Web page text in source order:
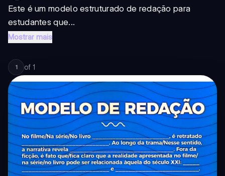
Este é um modelo estruturado de redação para
estudantes que...
Mostrar mais
1 of 1